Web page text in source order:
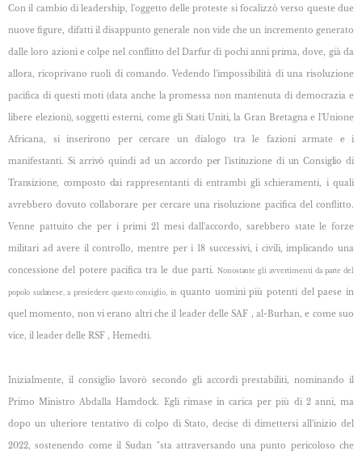
Con il cambio di leadership, l'oggetto delle proteste si focalizzò verso queste due
nuove figure, difatti il disappunto generale non vide che un incremento generato
dalle loro azioni e colpe nel conflitto del Darfur di pochi anni prima, dove, già da
allora, ricoprivano ruoli di comando. Vedendo l'impossibilità di una risoluzione
pacifica di questi moti (data anche la promessa non mantenuta di democrazia e
libere elezioni), soggetti esterni, come gli Stati Uniti, la Gran Bretagna e l'Unione
Africana, si inserirono per cercare un dialogo tra le fazioni armate e i
manifestanti.Si arrivò quindi ad un accordo per l'istituzione di un Consiglio di
Transizione, composto dairappresentanti di entrambi gli schieramenti, i quali
avrebbero dovuto collaborare per cercare una risoluzione pacifica del conflitto.
Venne pattuito che per i primi 21 mesi dall'accordo, sarebbero state le forze
militari ad avere il controllo, mentre per i 18 successivi, i civili, implicando una
concessione del potere pacifica tra le due parti.Nonostante gli avvertimenti da parte del
popolo sudanese, a presiedere questo consiglio, in quanto uomini più potenti del paese in
quel momento, non vi erano altri che il leader delle SAF , al-Burhan, e come suo
vice, il leader delle RSF , Hemedti.
Inizialmente, il consiglio lavorò secondo gli accordi prestabiliti, nominando il
Primo MinistroAbdalla Hamdock. Egli rimase in carica per più di 2 anni, ma
dopo un ulteriore tentativo di colpo di Stato, decise di dimettersi all'inizio del
2022, sostenendo come il Sudan "sta attraversando una punto pericoloso che